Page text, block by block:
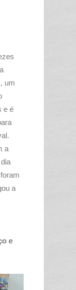
, um
e é
a
a
e